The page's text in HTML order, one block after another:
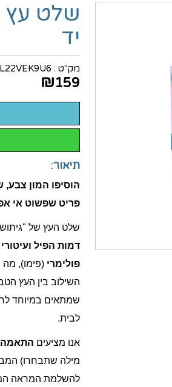
שלט עץ
יד
מק"ט :
₪159
תיאור:
הוסיפו המון
פריט שפשוט אי
שלט העץ של
דמות הפיל
פולימרי (פימו), מה
השילוב בין העץ
שמתאים במיוחד
לבית.
אנו מציעים התאמה
מילה שתבחרו)
להשלמת המראה